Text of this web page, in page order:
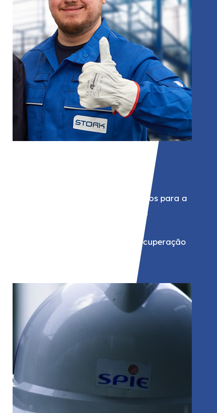
Prestadora de serviços técnicos para a
qual fornecemos profissionais
manutenção, instalação e recuperação